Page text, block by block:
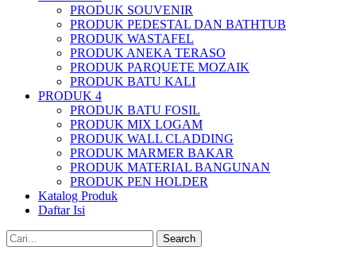
PRODUK SOUVENIR
PRODUK PEDESTAL DAN BATHTUB
PRODUK WASTAFEL
PRODUK ANEKA TERASO
PRODUK PARQUETE MOZAIK
PRODUK BATU KALI
PRODUK 4
PRODUK BATU FOSIL
PRODUK MIX LOGAM
PRODUK WALL CLADDING
PRODUK MARMER BAKAR
PRODUK MATERIAL BANGUNAN
PRODUK PEN HOLDER
Katalog Produk
Daftar Isi
Search